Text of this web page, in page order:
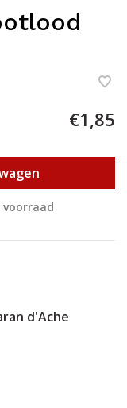
€1,85
voorraad
d'Ache